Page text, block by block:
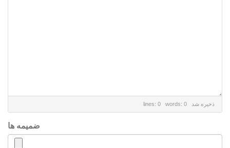
lines: 0 words: 0 ذخیره شد
ضمیمه ها